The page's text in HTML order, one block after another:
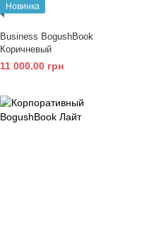
Новинка
Business BogushBook
Коричневый
11 000.00 грн